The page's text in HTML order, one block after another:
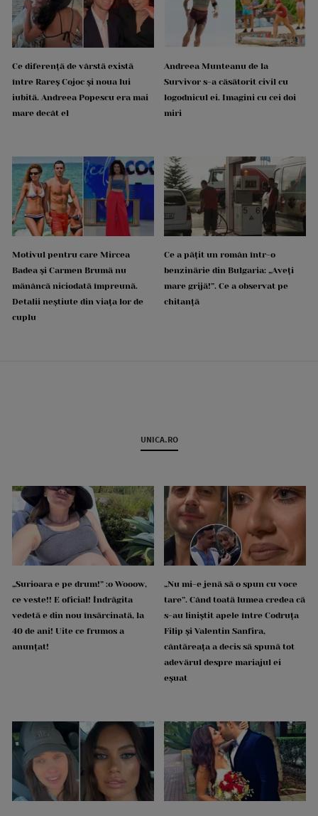
Ce diferență de vârstă există
între Rareș Cojoc și noua lui
iubită. Andreea Popescu era mai
mare decât el
Andreea Munteanu de la
Survivor s-a căsătorit civil cu
logodnicul ei. Imagini cu cei doi
miri
Motivul pentru care Mircea
Badea și Carmen Brumă nu
mănâncă niciodată împreună.
Detalii neștiute din viața lor de
cuplu
Ce a pățit un român într-o
benzinărie din Bulgaria: „Aveți
mare grijă!”. Ce a observat pe
chitanță
UNICA.RO
„Surioara e pe drum!” :o Wooow,
ce veste!! E oficial! Îndrăgita
vedetă e din nou însărcinată, la
40 de ani! Uite ce frumos a
anunțat!
„Nu mi-e jenă să o spun cu voce
tare”. Când toată lumea credea că
s-au liniștit apele între Codruța
Filip și Valentin Sanfira,
cântăreața a decis să spună tot
adevărul despre mariajul ei
eșuat